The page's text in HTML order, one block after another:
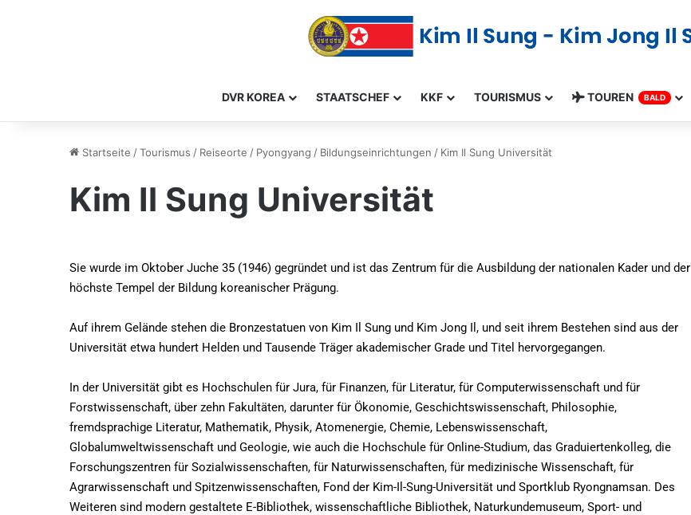
DVR KOREA STAATSCHEF KKF TOURISMUS TOUREN BALD
Startseite /Tourismus / Reiseorte / Pyongyang / Bildungseinrichtungen / Kim Il Sung Universität
Kim Il Sung Universität
Sie wurde im Oktober Juche 35 (1946) gegründet und ist das Zentrum für die Ausbildung der nationalen Kader und der
höchste Tempel der Bildung koreanischer Prägung.
Auf ihrem Gelände stehen die Bronzestatuen von Kim Il Sung und Kim Jong Il, und seit ihrem Bestehen sind aus der
Universität etwa hundert Helden und Tausende Träger akademischer Grade und Titel hervorgegangen.
In der Universität gibt es Hochschulen für Jura, für Finanzen, für Literatur, für Computerwissenschaft und für
Forstwissenschaft, über zehn Fakultäten, darunter für Ökonomie, Geschichtswissenschaft, Philosophie,
fremdsprachige Literatur, Mathematik, Physik, Atomenergie, Chemie, Lebenswissenschaft,
Globalumweltwissenschaft und Geologie, wie auch die Hochschule für Online-Studium, das Graduiertenkolleg, die
Forschungszentren für Sozialwissenschaften, für Naturwissenschaften, für medizinische Wissenschaft, für
Agrarwissenschaft und Spitzenwissenschaften, Fond der Kim-Il-Sung-Universität und Sportklub Ryongnamsan. Des
Weiteren sind modern gestaltete E-Bibliothek, wissenschaftliche Bibliothek, Naturkundemuseum, Sport- und